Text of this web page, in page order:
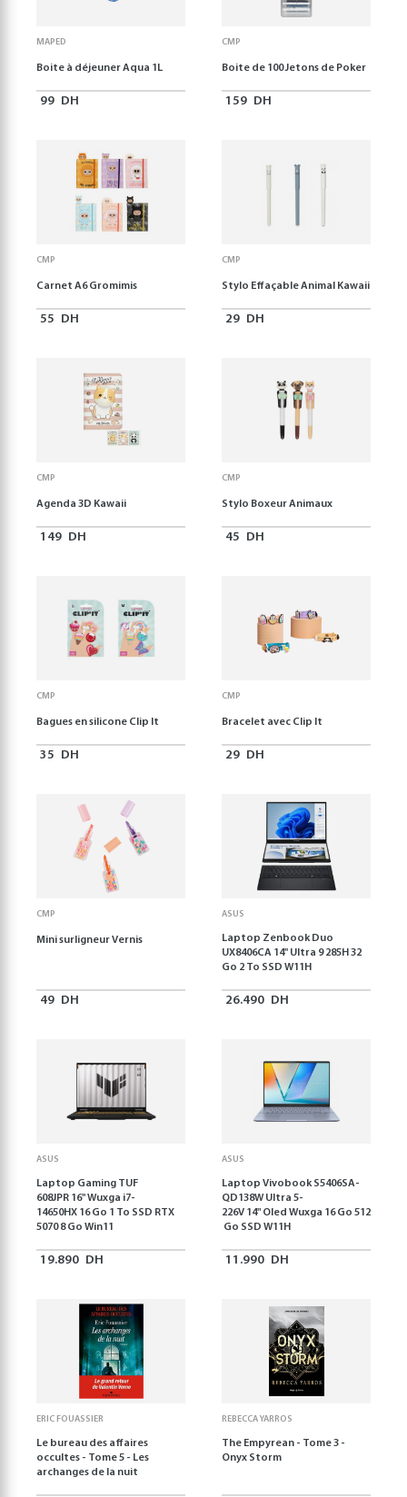
MAPED
Boite à déjeuner Aqua 1L
99 DH
CMP
Boite de 100 Jetons de Poker
159 DH
CMP
Carnet A6 Gromimis
55 DH
CMP
Stylo Effaçable Animal Kawaii
29 DH
CMP
Agenda 3D Kawaii
149 DH
CMP
Stylo Boxeur Animaux
45 DH
CMP
Bagues en silicone Clip It
35 DH
CMP
Bracelet avec Clip It
29 DH
CMP
Mini surligneur Vernis
49 DH
ASUS
Laptop Zenbook Duo
UX8406CA 14'' Ultra 9 285H 32
Go 2 To SSD W11H
26.490 DH
ASUS
Laptop Gaming TUF
608JPR 16'' Wuxga i7-
14650HX 16 Go 1 To SSD RTX
5070 8 Go Win11
19.890 DH
ASUS
Laptop Vivobook S5406SA-
QD138W Ultra 5-
226V 14" Oled Wuxga 16 Go 512
Go SSD W11H
11.990 DH
ERIC FOUASSIER
Le bureau des affaires
occultes - Tome 5 - Les
archanges de la nuit
REBECCA YARROS
The Empyrean - Tome 3 -
Onyx Storm